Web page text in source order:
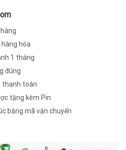
hàng hóa
1 tháng
đúng
thanh toán
tặng kèm Pin
bằng mã vận chuyển